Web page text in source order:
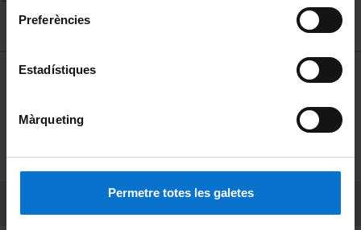
Preferències
Estadístiques
Màrqueting
Permetre totes les galetes
MENÚ PEU 1
Terms and privacy